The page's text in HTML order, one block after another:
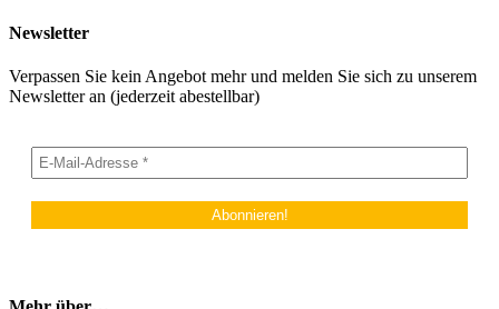
Newsletter
Verpassen Sie kein Angebot mehr und melden Sie sich zu unserem
Newsletter an (jederzeit abestellbar)